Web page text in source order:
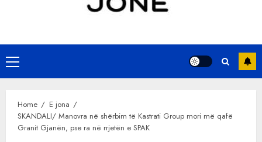
Primary
Menu
Home
E jona
SKANDALI/ Manovra në shërbim të Kastrati Group mori më qafë
Granit Gjanën, pse ra në rrjetën e SPAK